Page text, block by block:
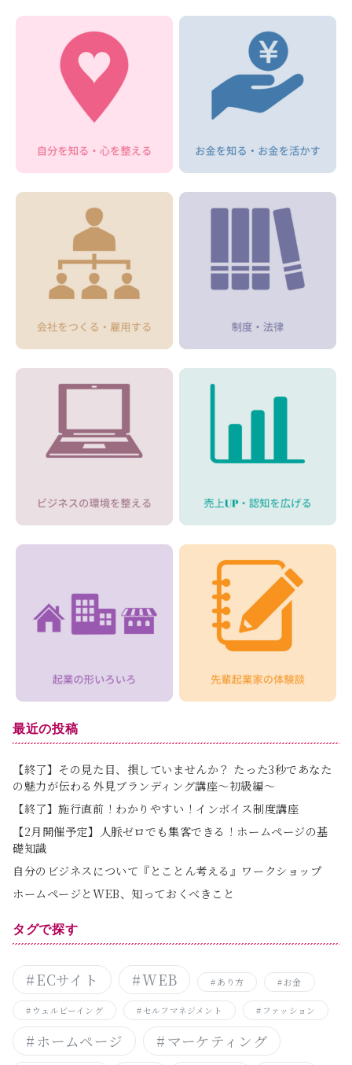
最近の投稿
【終了】その見た目、損していませんか？ たった3秒であなた
の魅力が伝わる外見ブランディング講座～初級編～
【終了】施行直前！わかりやすい！インボイス制度講座
【2月開催予定】人脈ゼロでも集客できる！ホームページの基
礎知識
自分のビジネスについて『とことん考える』ワークショップ
ホームページとWEB、知っておくべきこと
タグで探す
ECサイト WEB あり方 お金
ウェルビーイング セルフマネジメント ファッション
ホームページ マーケティング